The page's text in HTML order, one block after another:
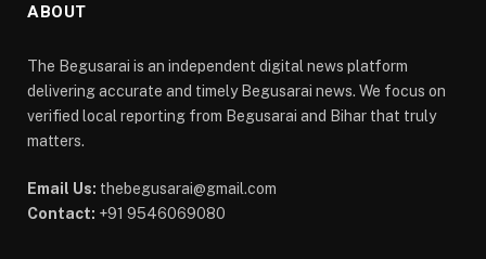
ABOUT
The Begusarai is an independent digital news platform
delivering accurate and timely Begusarai news. We focus on
verified local reporting from Begusarai and Bihar that truly
matters.
Email Us: thebegusarai@gmail.com
Contact: +91 9546069080